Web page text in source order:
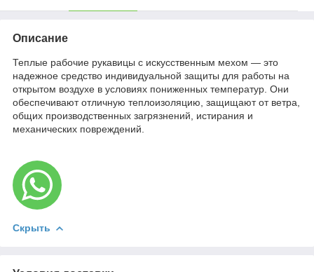
Описание
Теплые рабочие рукавицы с искусственным мехом — это
надежное средство индивидуальной защиты для работы на
открытом воздухе в условиях пониженных температур. Они
обеспечивают отличную теплоизоляцию, защищают от ветра,
общих производственных загрязнений, истирания и
механических повреждений.
Скрыть